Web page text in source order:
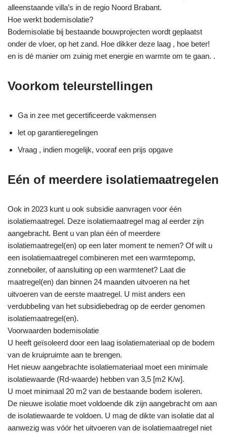
alleenstaande villa’s in de regio Noord Brabant.
Hoe werkt bodemisolatie?
Bodemisolatie bij bestaande bouwprojecten wordt geplaatst
onder de vloer, op het zand. Hoe dikker deze laag , hoe beter!
en is dé manier om zuinig met energie en warmte om te gaan. .
Voorkom teleurstellingen
Ga in zee met gecertificeerde vakmensen
let op garantieregelingen
Vraag , indien mogelijk, vooraf een prijs opgave
Eén of meerdere isolatiemaatregelen
Ook in 2023 kunt u ook subsidie aanvragen voor één
isolatiemaatregel. Deze isolatiemaatregel mag al eerder zijn
aangebracht. Bent u van plan één of meerdere
isolatiemaatregel(en) op een later moment te nemen? Of wilt u
een isolatiemaatregel combineren met een warmtepomp,
zonneboiler, of aansluiting op een warmtenet? Laat die
maatregel(en) dan binnen 24 maanden uitvoeren na het
uitvoeren van de eerste maatregel. U mist anders een
verdubbeling van het subsidiebedrag op de eerder genomen
isolatiemaatregel(en).
Voorwaarden bodemisolatie
U heeft geïsoleerd door een laag isolatiemateriaal op de bodem
van de kruipruimte aan te brengen.
Het nieuw aangebrachte isolatiemateriaal moet een minimale
isolatiewaarde (Rd-waarde) hebben van 3,5 [m2 K/w].
U moet minimaal 20 m2 van de bestaande bodem isoleren.
De nieuwe isolatie moet voldoende dik zijn aangebracht om aan
de isolatiewaarde te voldoen. U mag de dikte van isolatie dat al
aanwezig was vóór het uitvoeren van de isolatiemaatregel niet